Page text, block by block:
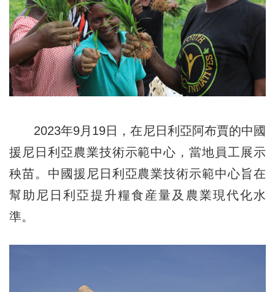
2023年9月19日，在尼日利亞阿布賈的中國
援尼日利亞農業技術示範中心，當地員工展示
秧苗。中國援尼日利亞農業技術示範中心旨在
幫助尼日利亞提升糧食産量及農業現代化水
準。